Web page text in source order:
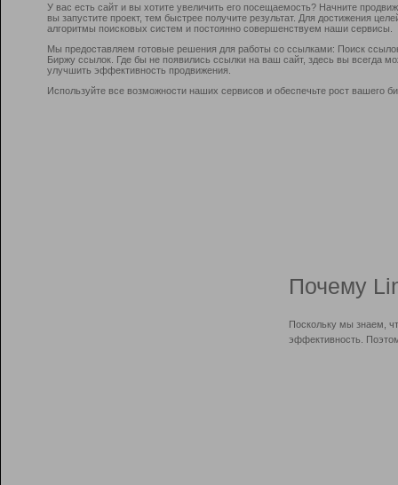
У вас есть сайт и вы хотите увеличить его посещаемость? Начните
вы запустите проект, тем быстрее получите результат. Для достижения
алгоритмы поисковых систем и постоянно совершенствуем наши сервисы.
Мы предоставляем готовые решения для работы со ссылками: Поиск
Биржу ссылок. Где бы не появились ссылки на ваш сайт, здесь вы всегда
улучшить эффективность продвижения.
Используйте все возможности наших сервисов и обеспечьте рост вашего
Почему
Поскольку мы знаем,
эффективность.